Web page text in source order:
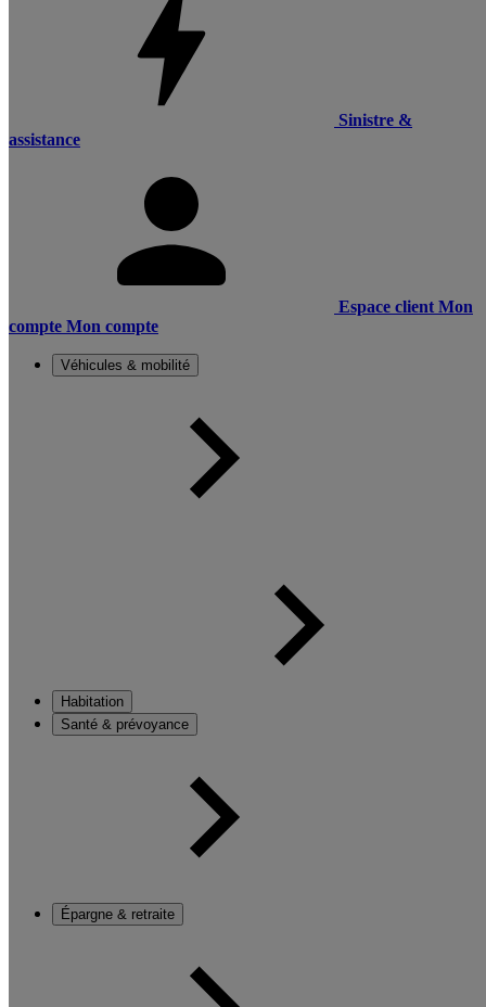
Sinistre &
assistance
Espace client Mon
compte Mon compte
Véhicules & mobilité
Habitation
Santé & prévoyance
Épargne & retraite